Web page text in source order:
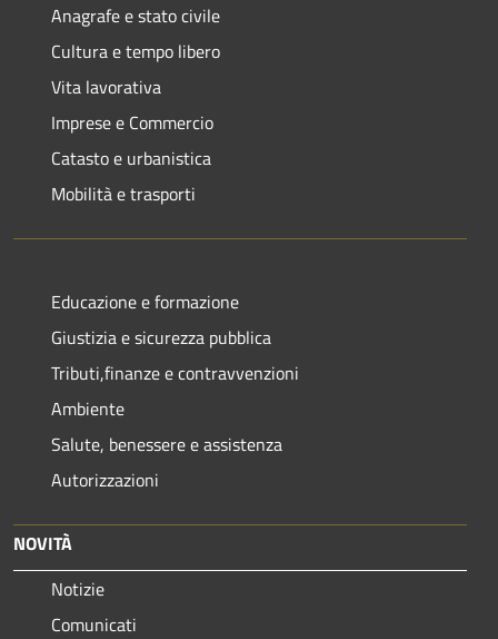
Anagrafe e stato civile
Cultura e tempo libero
Vita lavorativa
Imprese e Commercio
Catasto e urbanistica
Mobilità e trasporti
Educazione e formazione
Giustizia e sicurezza pubblica
Tributi,finanze e contravvenzioni
Ambiente
Salute, benessere e assistenza
Autorizzazioni
NOVITÀ
Notizie
Comunicati